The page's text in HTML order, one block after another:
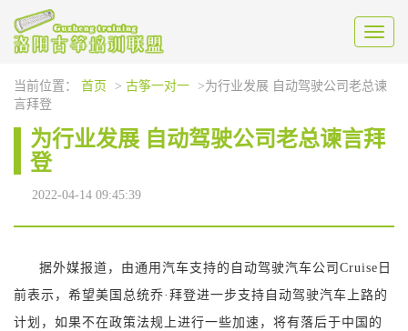
Toggle
当前位置： 首页 > 古筝一对一
>为行业发展 自动驾驶公司老总谏
言拜登
为行业发展 自动驾驶公司老总谏言拜
登
2022-04-14 09:45:39
据外媒报道，由通用汽车支持的自动驾驶汽车公司Cruise日
前表示，希望美国总统乔·拜登进一步支持自动驾驶汽车上路的
计划，如果不在政策法规上进行一些加速，将有落后于中国的